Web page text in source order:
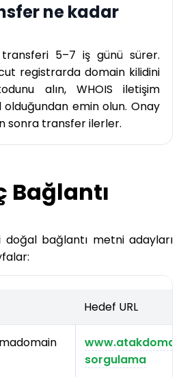
ne kadar
5–7 iş günü sürer.
registrarda domain kilidini
alın, WHOIS iletişim
olduğundan emin olun. Onay
sonra transfer ilerler.
Bağlantı
doğal bağlantı metni adayları
Hedef URL
sorgulama